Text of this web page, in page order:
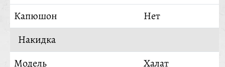
Капюшон
Нет
Накидка
Модель
Халат